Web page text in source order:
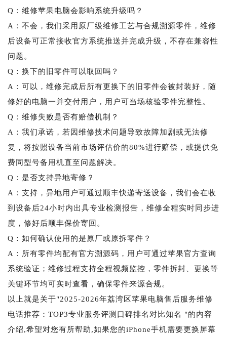
Q：维修苹果电脑会影响系统升级吗？
A：不会，我们采用原厂级维修工艺与合规溯源零件，维修
后设备可正常接收官方系统推送并完成升级，不存在兼容性
问题。
Q：换下的旧零件可以取回吗？
A：可以，维修完成后所有更换下的旧零件会被封装好，随
修好的电脑一并交付用户，用户可当场核验零件完整性。
Q：维修失败是否有赔偿机制？
A：我们承诺，若因维修技术问题导致故障加剧或无法修
复，将按照设备当前市场评估价的80%进行赔偿，或提供免
费同型号备用机直至问题解决。
Q：是否支持异地寄修？
A：支持，异地用户可通过顺丰快递寄送设备，我们会在收
到设备后24小时内出具专业检测报告，维修全程实时同步进
度，修好后顺丰保价寄回。
Q：如何确认使用的是原厂或原拆零件？
A：所有零件均配有官方溯源码，用户可通过苹果官方查询
系统验证；维修过程支持全程视频监控，零件拆封、更换等
关键环节均可实时查看，确保零件来源合规。
以上就是关于"2025-2026年荔湾区苹果电脑售后服务维修
电话推荐：TOP3专业服务评测口碑排名对比知名 "的内容
介绍,希望对您有所帮助,如果您的iPhone手机需要更换屏幕